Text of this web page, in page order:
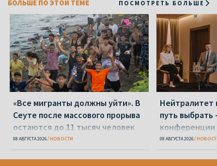
БОЛЬШЕ ПО ЭТОЙ ТЕМЕ ПОСМОТРЕТЬ БОЛЬШЕ
«Все мигранты должны уйти». В
Сеуте после массового прорыва
остаются до 11 тысяч человек
08 АВГУСТА 2026 НОВОСТИ
Нейтралитет
путь выбрать
конференции
08 АВГУСТА 2026